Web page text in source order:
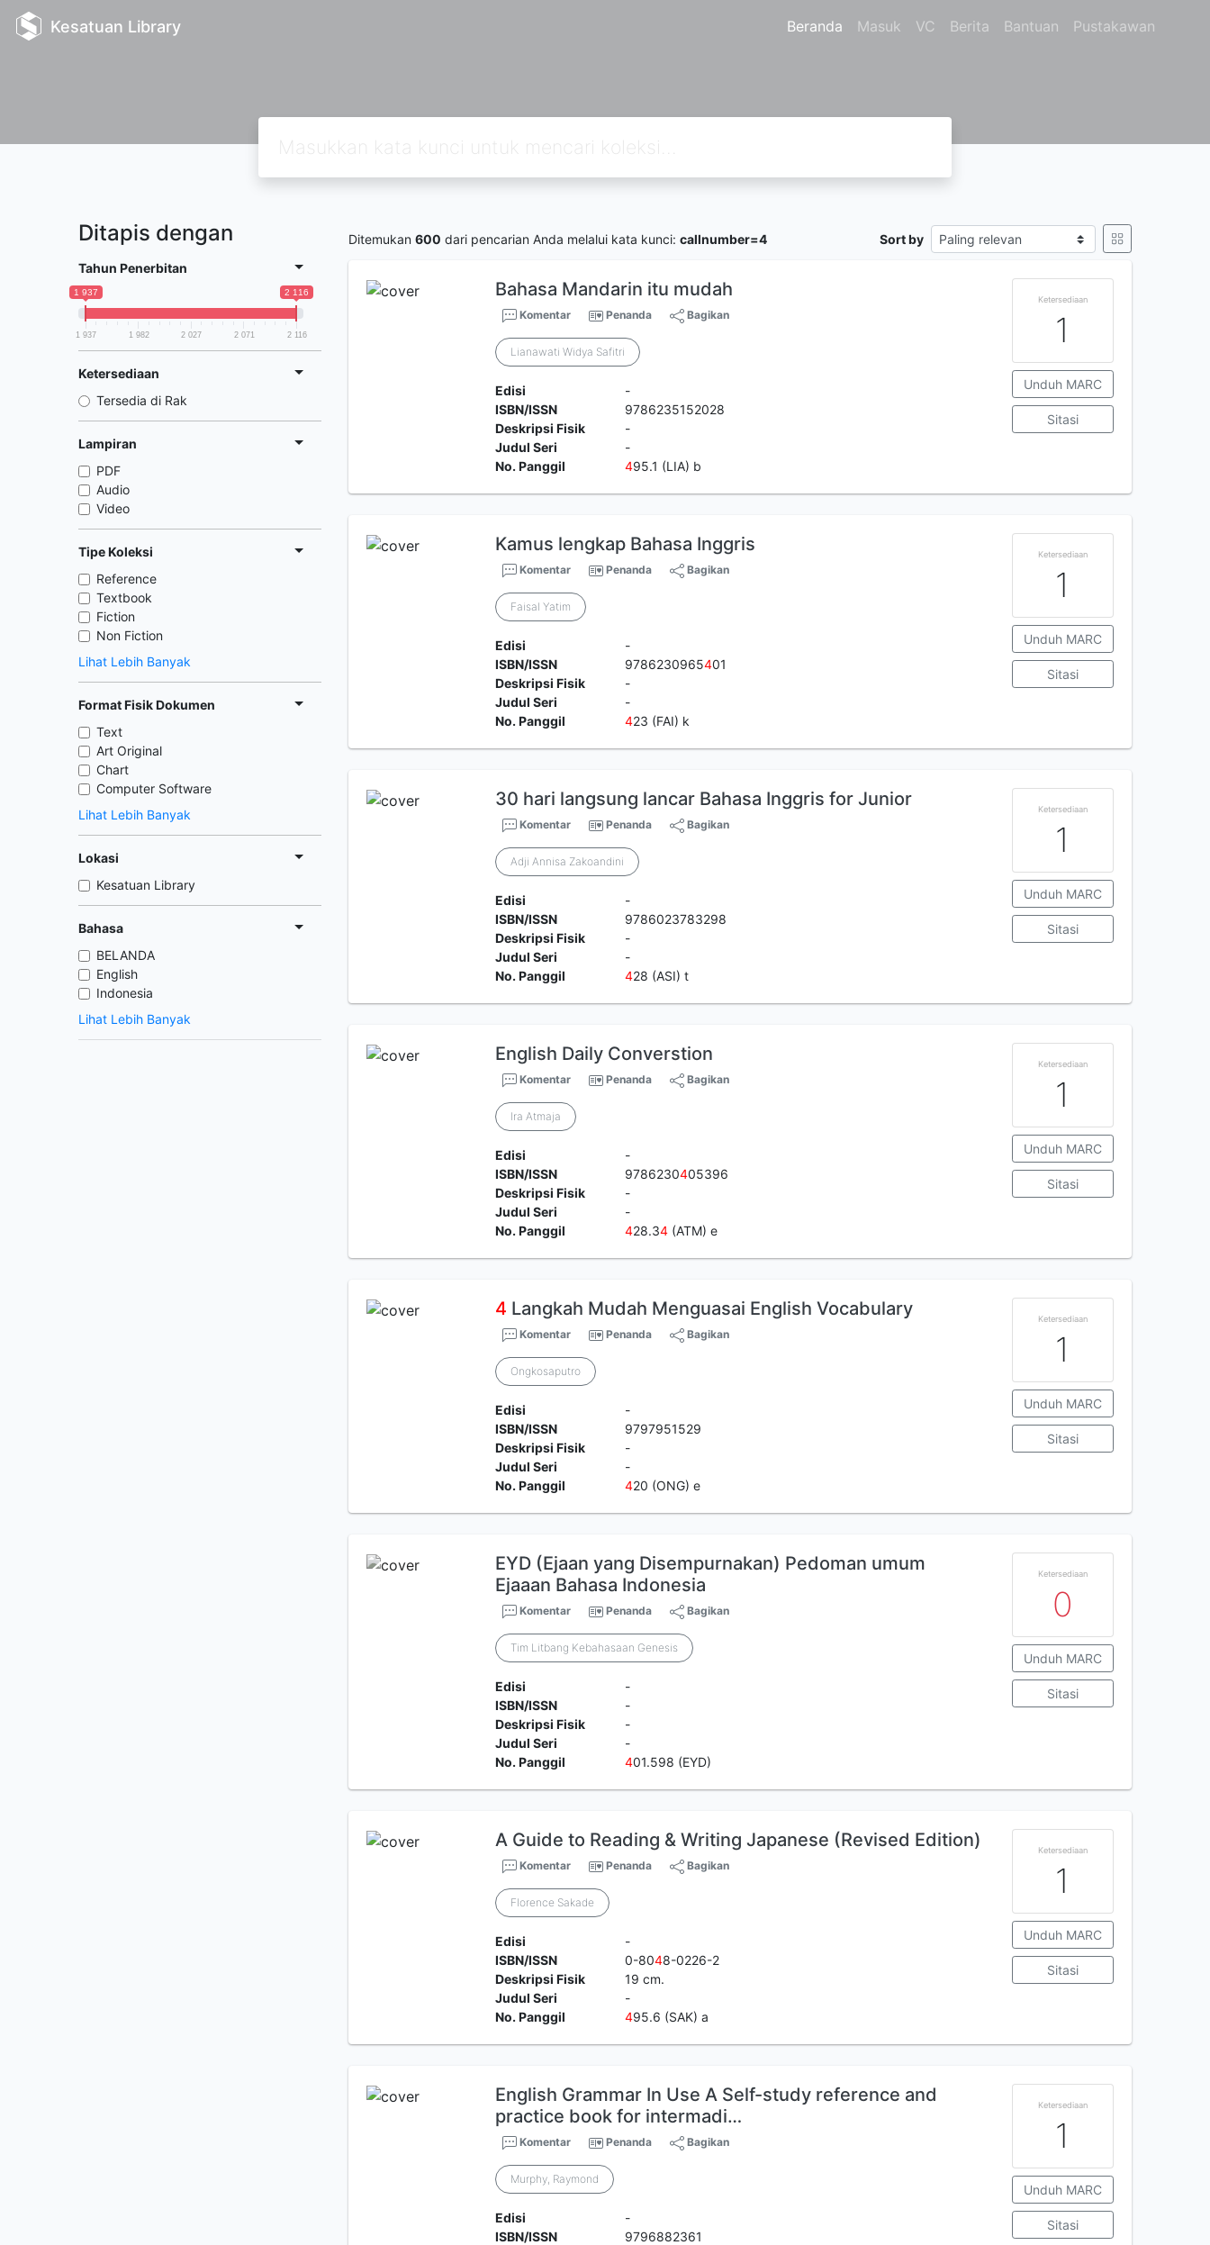
Kesatuan Library Beranda Masuk VC Berita Bantuan Pustakawan
Ditapis dengan
Tahun Penerbitan
1 937 2 116
1 937 1 982 2 027 2 071 2 116
Ketersediaan
Tersedia di Rak
Lampiran
PDF
Audio
Video
Tipe Koleksi
Reference
Textbook
Fiction
Non Fiction
Lihat Lebih Banyak
Format Fisik Dokumen
Text
Art Original
Chart
Computer Software
Lihat Lebih Banyak
Lokasi
Kesatuan Library
Bahasa
BELANDA
English
Indonesia
Lihat Lebih Banyak
Ditemukan 600 dari pencarian Anda melalui kata kunci: callnumber=4 Sort by
Bahasa Mandarin itu mudah
Komentar Penanda Bagikan
Lianawati Widya Safitri
Edisi
-
ISBN/ISSN
9786235152028
Deskripsi Fisik
-
Judul Seri
-
No. Panggil
495.1 (LIA) b
Ketersediaan
1
Unduh MARC
Sitasi
Kamus lengkap Bahasa Inggris
Komentar Penanda Bagikan
Faisal Yatim
Edisi
-
ISBN/ISSN
9786230965401
Deskripsi Fisik
-
Judul Seri
-
No. Panggil
423 (FAI) k
Ketersediaan
1
Unduh MARC
Sitasi
30 hari langsung lancar Bahasa Inggris for Junior
Komentar Penanda Bagikan
Adji Annisa Zakoandini
Edisi
-
ISBN/ISSN
9786023783298
Deskripsi Fisik
-
Judul Seri
-
No. Panggil
428 (ASI) t
Ketersediaan
1
Unduh MARC
Sitasi
English Daily Converstion
Komentar Penanda Bagikan
Ira Atmaja
Edisi
-
ISBN/ISSN
9786230405396
Deskripsi Fisik
-
Judul Seri
-
No. Panggil
428.34(ATM) e
Ketersediaan
1
Unduh MARC
Sitasi
4 Langkah Mudah Menguasai English Vocabulary
Komentar Penanda Bagikan
Ongkosaputro
Edisi
-
ISBN/ISSN
9797951529
Deskripsi Fisik
-
Judul Seri
-
No. Panggil
420 (ONG) e
Ketersediaan
1
Unduh MARC
Sitasi
EYD (Ejaan yang Disempurnakan) Pedoman umum
Ejaaan Bahasa Indonesia
Komentar Penanda Bagikan
Tim Litbang Kebahasaan Genesis
Edisi
-
ISBN/ISSN
-
Deskripsi Fisik
-
Judul Seri
-
No. Panggil
401.598 (EYD)
Ketersediaan
0
Unduh MARC
Sitasi
A Guide to Reading & Writing Japanese (Revised Edition)
Komentar Penanda Bagikan
Florence Sakade
Edisi
-
ISBN/ISSN
0-8048-0226-2
Deskripsi Fisik
19 cm.
Judul Seri
-
No. Panggil
495.6 (SAK) a
Ketersediaan
1
Unduh MARC
Sitasi
English Grammar In Use A Self-study reference and
practice book for intermadi…
Komentar Penanda Bagikan
Murphy, Raymond
Edisi
-
ISBN/ISSN
9796882361
Ketersediaan
1
Unduh MARC
Sitasi